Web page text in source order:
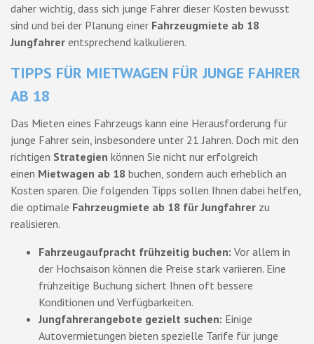
daher wichtig, dass sich junge Fahrer dieser Kosten bewusst
sind und bei der Planung einer Fahrzeugmiete ab 18
Jungfahrer entsprechend kalkulieren.
TIPPS FÜR MIETWAGEN FÜR JUNGE FAHRER
AB 18
Das Mieten eines Fahrzeugs kann eine Herausforderung für
junge Fahrer sein, insbesondere unter 21 Jahren. Doch mit den
richtigen Strategien können Sie nicht nur erfolgreich
einen Mietwagen ab 18 buchen, sondern auch erheblich an
Kosten sparen. Die folgenden Tipps sollen Ihnen dabei helfen,
die optimale Fahrzeugmiete ab 18 für Jungfahrer zu
realisieren.
Fahrzeugaufpracht frühzeitig buchen: Vor allem in
der Hochsaison können die Preise stark variieren. Eine
frühzeitige Buchung sichert Ihnen oft bessere
Konditionen und Verfügbarkeiten.
Jungfahrerangebote gezielt suchen: Einige
Autovermietungen bieten spezielle Tarife für junge